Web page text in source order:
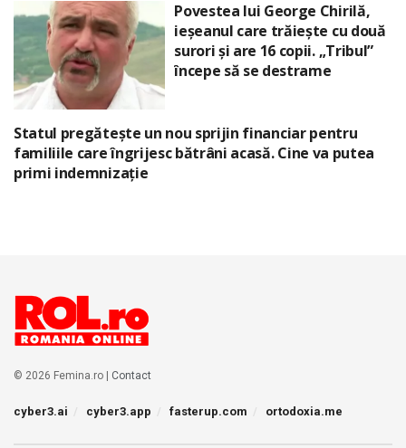
Povestea lui George Chirilă,
ieșeanul care trăiește cu două
surori și are 16 copii. „Tribul”
începe să se destrame
Statul pregătește un nou sprijin financiar pentru
familiile care îngrijesc bătrâni acasă. Cine va putea
primi indemnizație
© 2026 Femina.ro | Contact
cyber3.ai cyber3.app fasterup.com ortodoxia.me